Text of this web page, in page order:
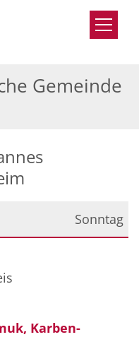
Gemeinde
Sonntag
Karben-